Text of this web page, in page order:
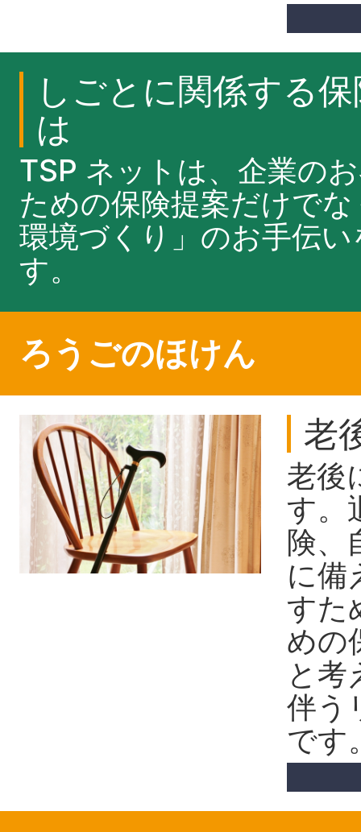
しごとに関係する
は
TSP ネットは、企業の
ための保険提案だけで
環境づくり」のお手伝
す。
ろうごのほけん
老
老後
す。
険、
に備
すた
めの
と考
伴う
です